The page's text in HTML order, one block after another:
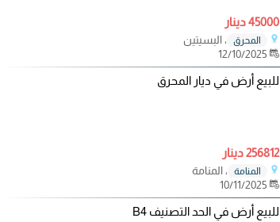
45000 دينار
المحرق
، البسيتين
للبيع أرض في ديار المحرق
256812 دينار
المنامة
، المنامة
للبيع أرض في الحد التصنيف B4